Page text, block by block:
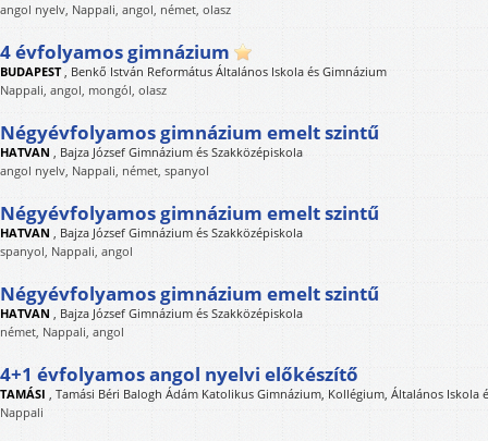
angol nyelv, Nappali, angol, német, olasz
4 évfolyamos gimnázium
BUDAPEST, Benkő István Református Általános Iskola és Gimnázium
Nappali, angol, mongól, olasz
Négyévfolyamos gimnázium emelt szintű
HATVAN , Bajza József Gimnázium és Szakközépiskola
angol nyelv, Nappali, német, spanyol
Négyévfolyamos gimnázium emelt szintű
HATVAN , Bajza József Gimnázium és Szakközépiskola
spanyol, Nappali, angol
Négyévfolyamos gimnázium emelt szintű
HATVAN , Bajza József Gimnázium és Szakközépiskola
német, Nappali, angol
4+1 évfolyamos angol nyelvi előkészítő
TAMÁSI , Tamási Béri Balogh Ádám Katolikus Gimnázium, Kollégium, Általános Iskola
Nappali